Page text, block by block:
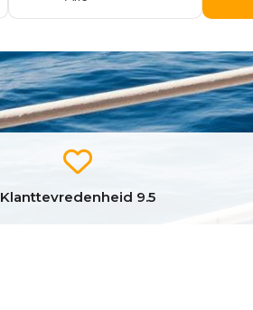
Klanttevredenheid 9.5